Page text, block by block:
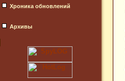
Хроника обновлений
Архивы